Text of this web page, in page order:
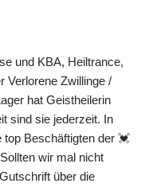
und KBA, Heiltrance,
Verlorene Zwillinge /
hat Geistheilerin
sind sie jederzeit. In
top Beschäftigten der 💓️
wir mal nicht
über die